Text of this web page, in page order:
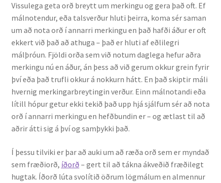
Orðhlutafræði
Samtímasetningafræði
Söguleg setningafræði
Hljóð og hljóðkerfi
Staða íslenskunnar
Bækur
Vissulega geta orð breytt um merkingu og gera það oft. Ef
málnotendur, eða talsverður hluti þeirra, koma sér saman
um að nota orð í annarri merkingu en það hafði áður er oft
ekkert við það að athuga – það er hluti af eðlilegri
málþróun. Fjöldi orða sem við notum daglega hefur aðra
merkingu nú en áður, án þess að við gerum okkur grein fyrir
því eða það trufli okkur á nokkurn hátt. En það skiptir máli
hvernig merkingarbreytingin verður. Einn málnotandi eða
lítill hópur getur ekki tekið það upp hjá sjálfum sér að nota
orð í annarri merkingu en hefðbundin er – og ætlast til að
aðrir átti sig á því og samþykki það.
Í þessu tilviki er þar að auki um að ræða orð sem er myndað
sem fræðiorð, íðorð – gert til að tákna ákveðið fræðilegt
hugtak. Íðorð lúta svolítið öðrum lögmálum en almennur